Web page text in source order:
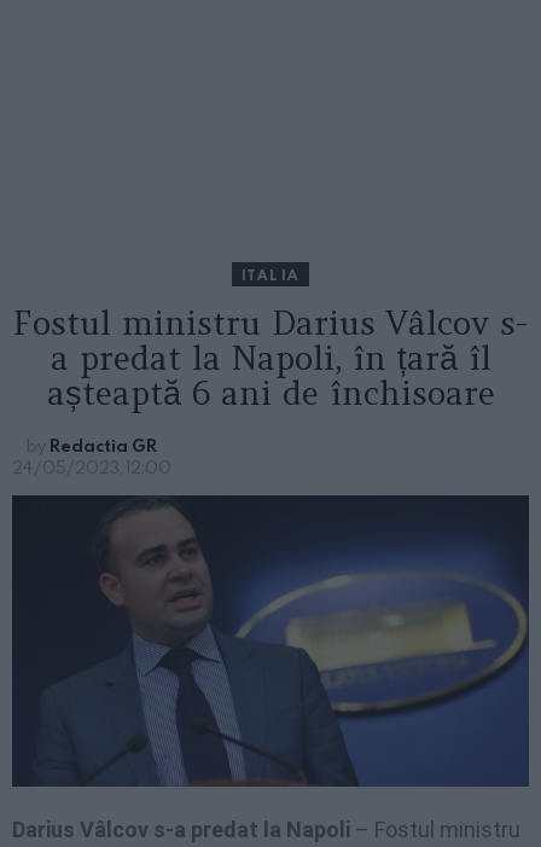
ITALIA
Fostul ministru Darius Vâlcov s-
a predat la Napoli, în țară îl
așteaptă 6 ani de închisoare
by Redactia GR
24/05/2023, 12:00
Darius Vâlcov s-a predat la Napoli – Fostul ministru